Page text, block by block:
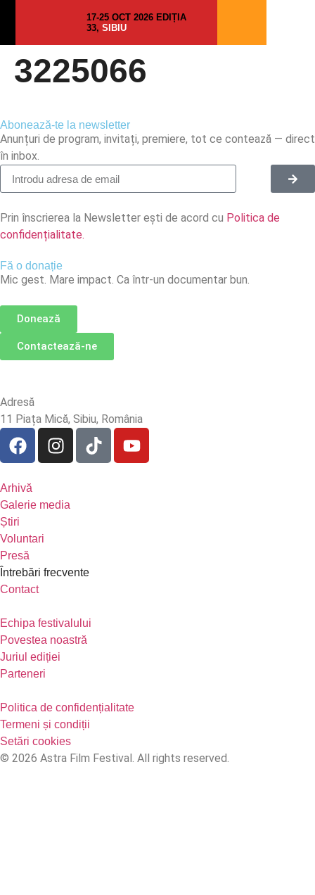
17-25 OCT 2026 EDIȚIA
33, SIBIU
3225066
Abonează-te la newsletter
Anunțuri de program, invitați, premiere, tot ce contează — direct
în inbox.
Prin înscrierea la Newsletter ești de acord cu Politica de
confidențialitate.
Fă o donație
Mic gest. Mare impact. Ca într-un documentar bun.
Donează
Contactează-ne
Adresă
11 Piața Mică, Sibiu, România
Arhivă
Galerie media
Știri
Voluntari
Presă
Întrebări frecvente
Contact
Echipa festivalului
Povestea noastră
Juriul ediției
Parteneri
Politica de confidențialitate
Termeni și condiții
Setări cookies
© 2026 Astra Film Festival. All rights reserved.